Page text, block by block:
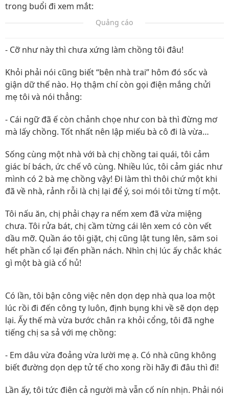
trong buổi đi xem mắt:
Quảng cáo
- Cỡ như này thì chưa xứng làm chồng tôi đâu!
Khỏi phải nói cũng biết “bên nhà trai” hôm đó sốc và
giận dữ thế nào. Họ thậm chí còn gọi điện mắng chửi
mẹ tôi và nói thẳng:
- Cái ngữ đã ế còn chảnh chọe như con bà thì đừng mơ
mà lấy chồng. Tốt nhất nên lập miếu bà cô đi là vừa…
Sống cùng một nhà với bà chị chồng tai quái, tôi cảm
giác bí bách, ức chế vô cùng. Nhiều lúc, tôi cảm giác như
mình có 2 bà mẹ chồng vậy! Đi làm thì thôi chứ một khi
đã về nhà, rảnh rỗi là chị lại để ý, soi mói tôi từng tí một.
Tôi nấu ăn, chị phải chạy ra nếm xem đã vừa miệng
chưa. Tôi rửa bát, chị cầm từng cái lên xem có còn vết
dầu mỡ. Quần áo tôi giặt, chị cũng lật tung lên, săm soi
hết phần cổ lại đến phần nách. Nhìn chị lúc ấy chắc khác
gì một bà già cổ hủ!
Có lần, tôi bận công việc nên dọn dẹp nhà qua loa một
lúc rồi đi đến công ty luôn, định bụng khi về sẽ dọn dẹp
lại. Ấy thế mà vừa bước chân ra khỏi cổng, tôi đã nghe
tiếng chị sa sả với mẹ chồng:
- Em dâu vừa đoảng vừa lười mẹ ạ. Có nhà cũng không
biết đường dọn dẹp tử tế cho xong rồi hãy đi đâu thì đi!
Lần ấy, tôi tức điên cả người mà vẫn cố nín nhịn. Phải nói